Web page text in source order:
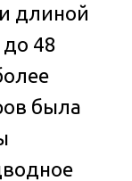
длиной
48
была